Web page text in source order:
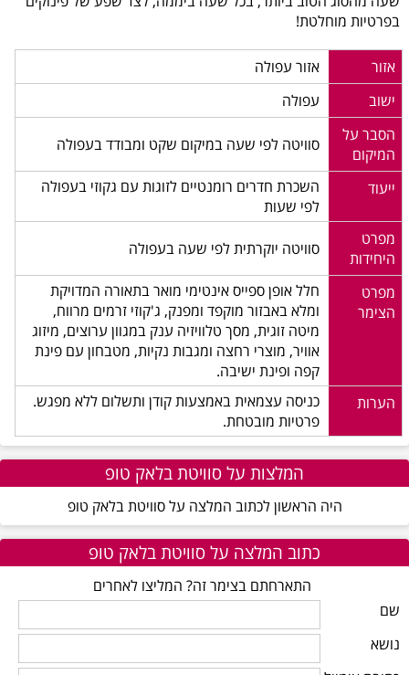
בפרטיות מוחלטת!
אזור
אזור עפולה
ישוב
עפולה
הסבר על
המיקום
סוויטה לפי שעה במיקום שקט ומבודד בעפולה
ייעוד
השכרת חדרים רומנטיים לזוגות עם גקוזי בעפולה
לפי שעות
מפרט
היחידות
סוויטה יוקרתית לפי שעה בעפולה
מפרט
הצימר
חלל אופן ספייס אינטימי מואר בתאורה המדויקת
ומלא באבזור מוקפד ומפנק, ג'קוזי זרמים מרווח,
מיטה זוגית, מסך טלוויזיה ענק במגוון ערוצים, מיזוג
אוויר, מוצרי רחצה ומגבות נקיות, מטבחון עם פינת
קפה ופינת ישיבה.
הערות
כניסה עצמאית באמצעות קודן ותשלום ללא מפגש.
פרטיות מובטחת.
המלצות על סוויטת בלאק טופ
היה הראשון לכתוב המלצה על סוויטת בלאק טופ
כתוב המלצה על סוויטת בלאק טופ
התארחתם בצימר זה? המליצו לאחרים
שם
נושא